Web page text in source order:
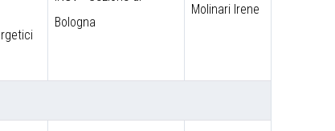
Bologna
Molinari Irene